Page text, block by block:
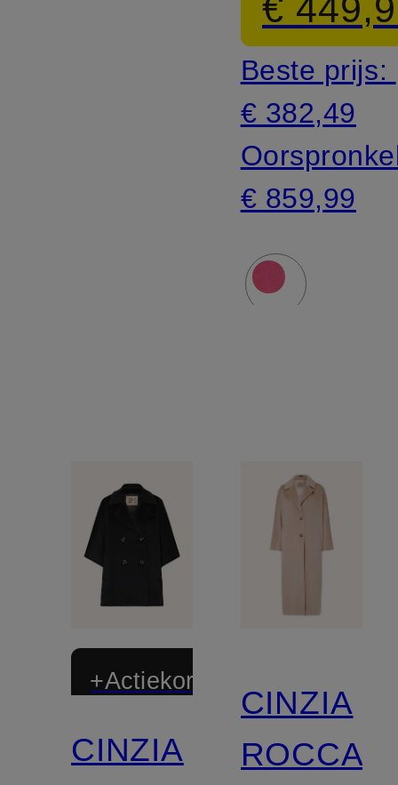
Beste prijs:
€ 382,49
€ 859,99
+Actiekorting
Exclusief
CINZIA
CINZIA
ROCCA